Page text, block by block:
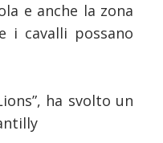
e anche la zona
i cavalli possano
ha svolto un